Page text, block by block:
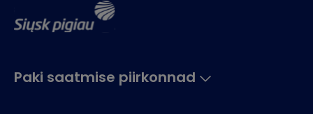
Paki saatmise piirkonnad